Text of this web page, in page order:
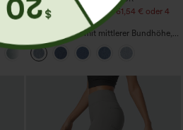
4
+5
Kaufen Sie 2 Stück für 61,54 € oder 4
Stück für 123,08 €.
Lässige Jeans mit mittlerer Bundhöhe,
Kordelzug und Taschen